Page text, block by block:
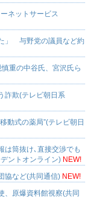
ネットサービス
」 与野党の議員など約
重の中谷氏、宮沢氏ら
詐欺(テレビ朝日系
動式の薬局”(テレビ朝日
筒抜け､直接交渉でも
ントオンライン) NEW!
協など(共同通信) NEW!
原爆資料館視察(共同